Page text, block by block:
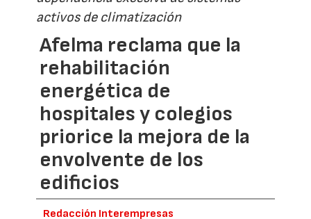
activos de climatización
Afelma reclama que la
rehabilitación
energética de
hospitales y colegios
priorice la mejora de la
envolvente de los
edificios
Redacción Interempresas